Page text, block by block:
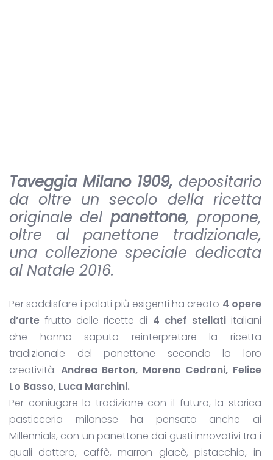
Taveggia Milano 1909,depositario
da oltre un secolo della ricetta
originale del panettone, propone,
oltre al panettone tradizionale,
una collezione speciale dedicata
al Natale 2016.
Per soddisfare i palati più esigenti ha creato 4 opere
d’arte frutto delle ricette di 4 chef stellatiitaliani
che hanno saputo reinterpretare la ricetta
tradizionale del panettone secondo la loro
creatività: Andrea Berton, Moreno Cedroni, Felice
Lo Basso, Luca Marchini.
Per coniugare la tradizione con il futuro, la storica
pasticceria milanese ha pensato anche ai
Millennials, con un panettone dai gusti innovativi tra i
quali dattero, caffè, marron glacè, pistacchio, in